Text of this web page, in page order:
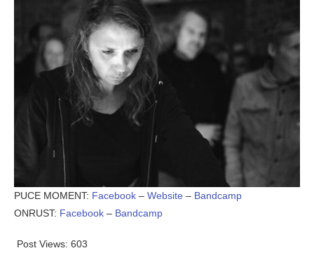
PUCE MOMENT: Facebook – Website – Bandcamp
ONRUST: Facebook – Bandcamp
Post Views: 603